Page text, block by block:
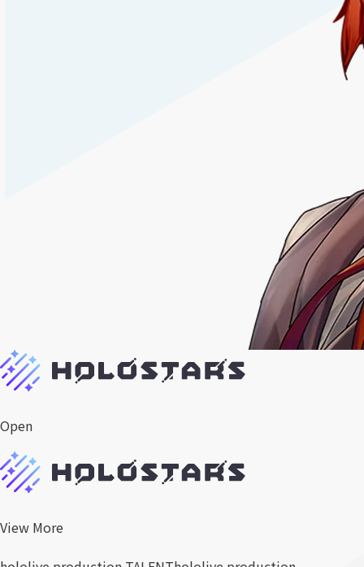
Open
View More